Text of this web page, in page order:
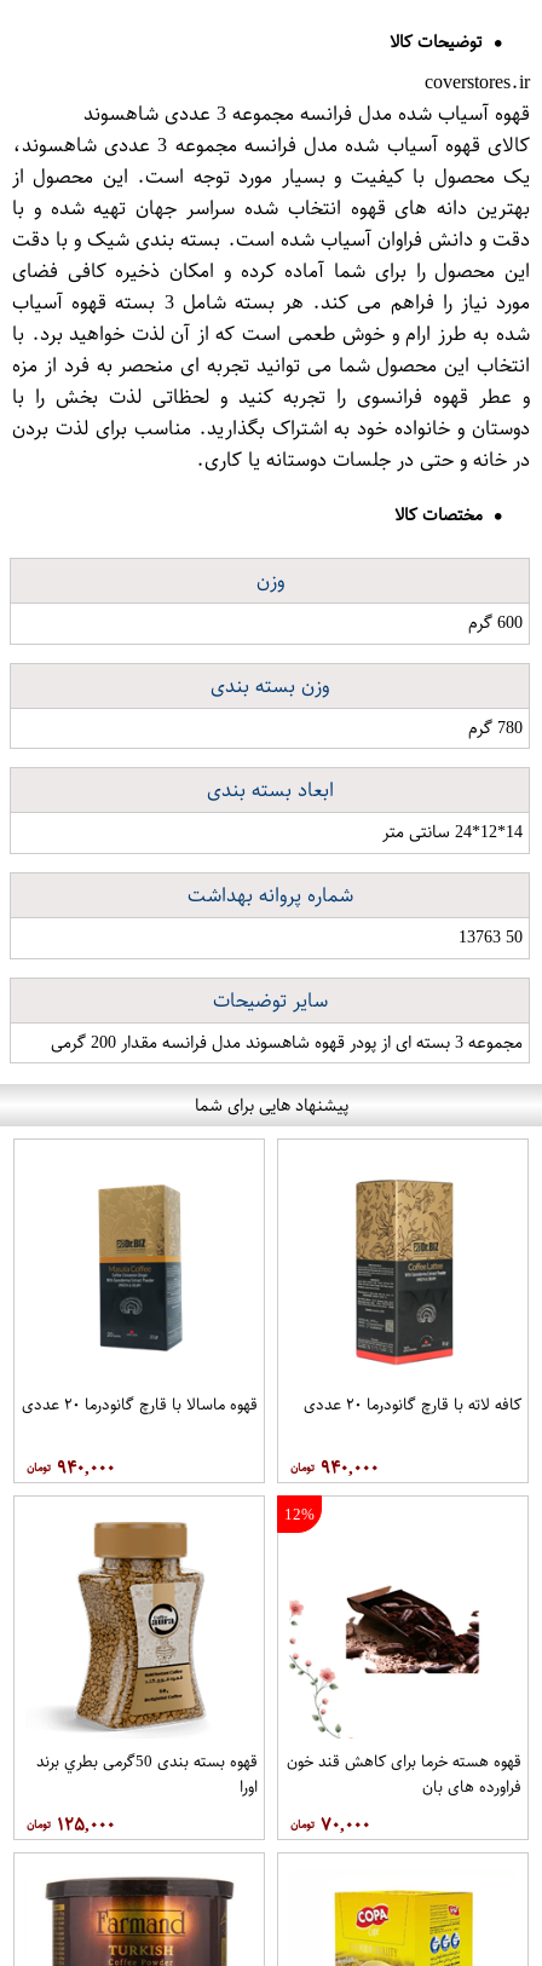
توضیحات کالا
coverstores.ir
قهوه آسیاب شده مدل فرانسه مجموعه 3 عددی شاهسوند
کالای قهوه آسیاب شده مدل فرانسه مجموعه 3 عددی شاهسوند،
یک محصول با کیفیت و بسیار مورد توجه است. این محصول از
بهترین دانه های قهوه انتخاب شده سراسر جهان تهیه شده و با
دقت و دانش فراوان آسیاب شده است. بسته بندی شیک و با دقت
این محصول را برای شما آماده کرده و امکان ذخیره کافی فضای
مورد نیاز را فراهم می کند. هر بسته شامل 3 بسته قهوه آسیاب
شده به طرز ارام و خوش طعمی است که از آن لذت خواهید برد. با
انتخاب این محصول شما می توانید تجربه ای منحصر به فرد از مزه
و عطر قهوه فرانسوی را تجربه کنید و لحظاتی لذت بخش را با
دوستان و خانواده خود به اشتراک بگذارید. مناسب برای لذت بردن
در خانه و حتی در جلسات دوستانه یا کاری.
مختصات کالا
وزن
600 گرم
وزن بسته بندی
780 گرم
ابعاد بسته بندی
14*12*24 سانتی متر
شماره پروانه بهداشت
50 13763
سایر توضیحات
مجموعه 3 بسته ای از پودر قهوه شاهسوند مدل فرانسه مقدار 200 گرمی
پیشنهاد هایی برای شما
کافه لاته با قارچ گانودرما ۲۰ عددی
۹۴۰,۰۰۰
قهوه ماسالا با قارچ گانودرما ۲۰ عددی
۹۴۰,۰۰۰
12%
قهوه هسته خرما برای کاهش قند خون
فراورده های بان
۷۰,۰۰۰
قهوه بسته بندی 50گرمی بطري برند
اورا
۱۲۵,۰۰۰